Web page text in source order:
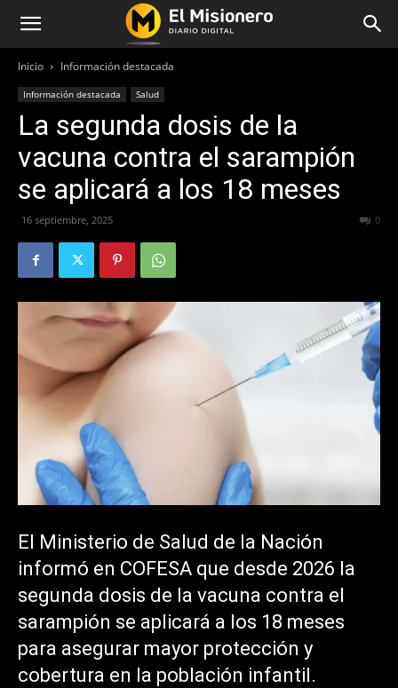
Inicio Información destacada
Información destacada Salud
La segunda dosis de la
vacuna contra el sarampión
se aplicará a los 18 meses
16 septiembre, 2025 0
El Ministerio de Salud de la Nación
informó en COFESA que desde 2026 la
segunda dosis de la vacuna contra el
sarampión se aplicará a los 18 meses
para asegurar mayor protección y
cobertura en la población infantil.